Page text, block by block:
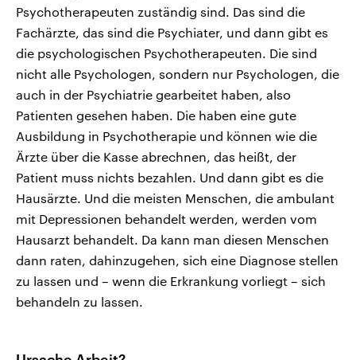
Psychotherapeuten zuständig sind. Das sind die
Fachärzte, das sind die Psychiater, und dann gibt es
die psychologischen Psychotherapeuten. Die sind
nicht alle Psychologen, sondern nur Psychologen, die
auch in der Psychiatrie gearbeitet haben, also
Patienten gesehen haben. Die haben eine gute
Ausbildung in Psychotherapie und können wie die
Ärzte über die Kasse abrechnen, das heißt, der
Patient muss nichts bezahlen. Und dann gibt es die
Hausärzte. Und die meisten Menschen, die ambulant
mit Depressionen behandelt werden, werden vom
Hausarzt behandelt. Da kann man diesen Menschen
dann raten, dahinzugehen, sich eine Diagnose stellen
zu lassen und – wenn die Erkrankung vorliegt – sich
behandeln zu lassen.